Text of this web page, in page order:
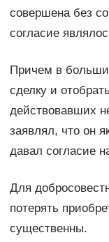
совершена без
согласие
Причем в
сделку и
действовавших
заявлял, что он
давал согласие
Для
потерять
существенны.